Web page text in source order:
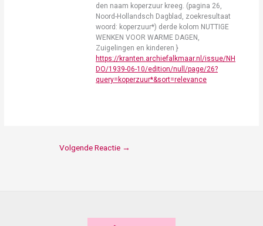
den naam koperzuur kreeg. (pagina 26,
Noord-Hollandsch Dagblad, zoekresultaat
woord: koperzuur*) derde kolom NUTTIGE
WENKEN VOOR WARME DAGEN,
Zuigelingen en kinderen }
https://kranten.archiefalkmaar.nl/issue/NH
DO/1939-06-10/edition/null/page/26?
query=koperzuur*&sort=relevance
Volgende Reactie →